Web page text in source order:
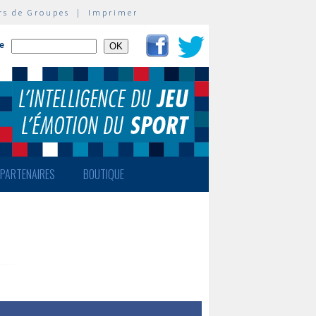
de Groupes | Imprimer
PARTENAIRES BOUTIQUE